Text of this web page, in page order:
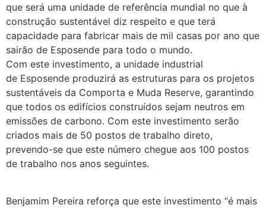
que será uma unidade de referência mundial no que à
construção sustentável diz respeito e que terá
capacidade para fabricar mais de mil casas por ano que
sairão de Esposende para todo o mundo.
Com este investimento, a unidade industrial
de Esposende produzirá as estruturas para os projetos
sustentáveis da Comporta e Muda Reserve, garantindo
que todos os edifícios construídos sejam neutros em
emissões de carbono. Com este investimento serão
criados mais de 50 postos de trabalho direto,
prevendo-se que este número chegue aos 100 postos
de trabalho nos anos seguintes.
Benjamim Pereira reforça que este investimento “é mais